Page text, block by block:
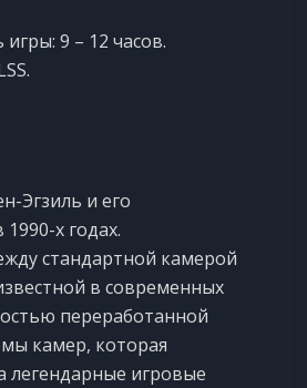
9­ – 12 часов.
Эгзиль и его
х годах.
стандартной камерой
в современных
переработанной
камер, которая
легендарные игровые